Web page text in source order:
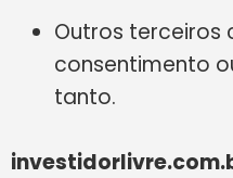
Outros terceiros
consentimento
tanto.